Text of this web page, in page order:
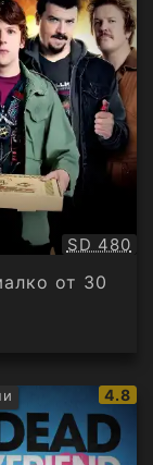
SD 480
от 30
IMDb
4.8